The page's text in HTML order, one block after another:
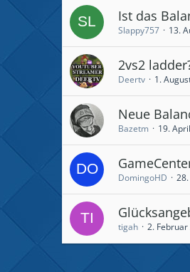
Ist das
Slappy757 13.
2vs2
Deertv 1.
Neue
Bazetm 19.
DomingoHD
tigah 2.